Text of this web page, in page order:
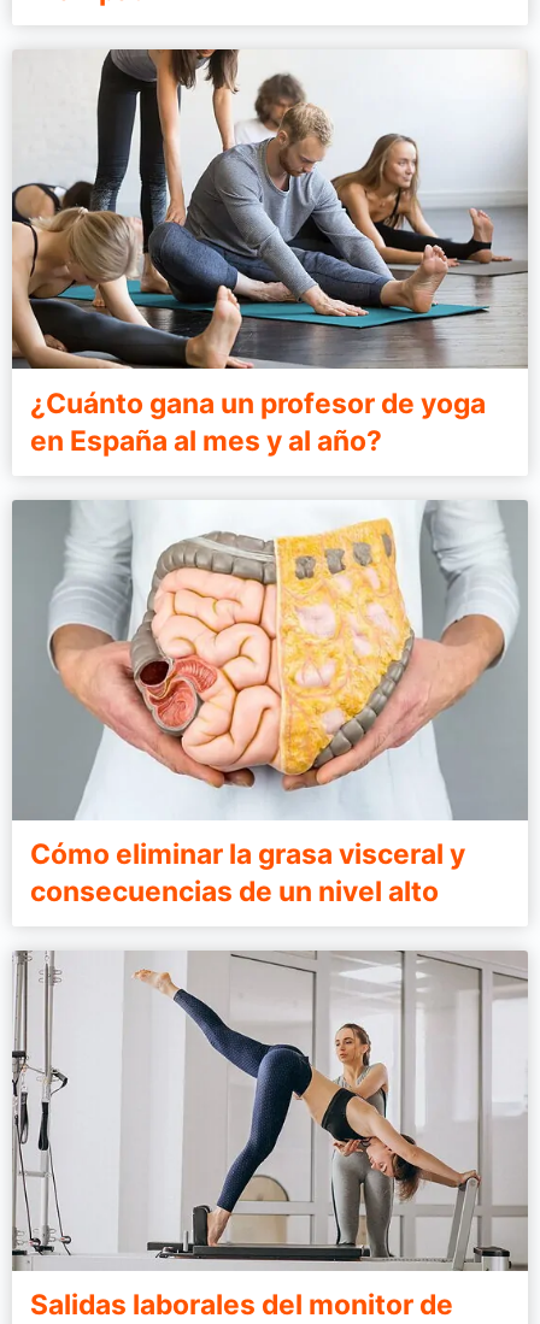
¿Cuánto gana un profesor de yoga
en España al mes y al año?
Cómo eliminar la grasa visceral y
consecuencias de un nivel alto
Salidas laborales del monitor de